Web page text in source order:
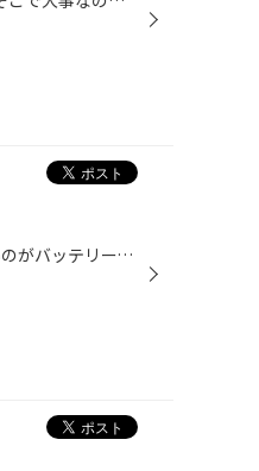
ついに雪が降りました！ 急激に寒くなってくると、1番症状が出やすいのがバッテリーです！ 本日も急に寒くなったので、バッテリーのご相談の電話が何件かありました。 夏にダメージを受けて、冬に症状が出るバッテリー。 突然のバッテリー上がりってすごく困りますよね(´；Д；`) そうなる前に一度点...